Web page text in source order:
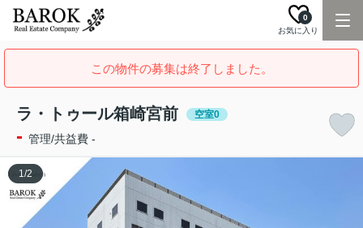
お気に入り
0
この物件の募集は終了しました。
ラ・トゥール箱崎宮前 空室0
- 管理/共益費 -
1/2